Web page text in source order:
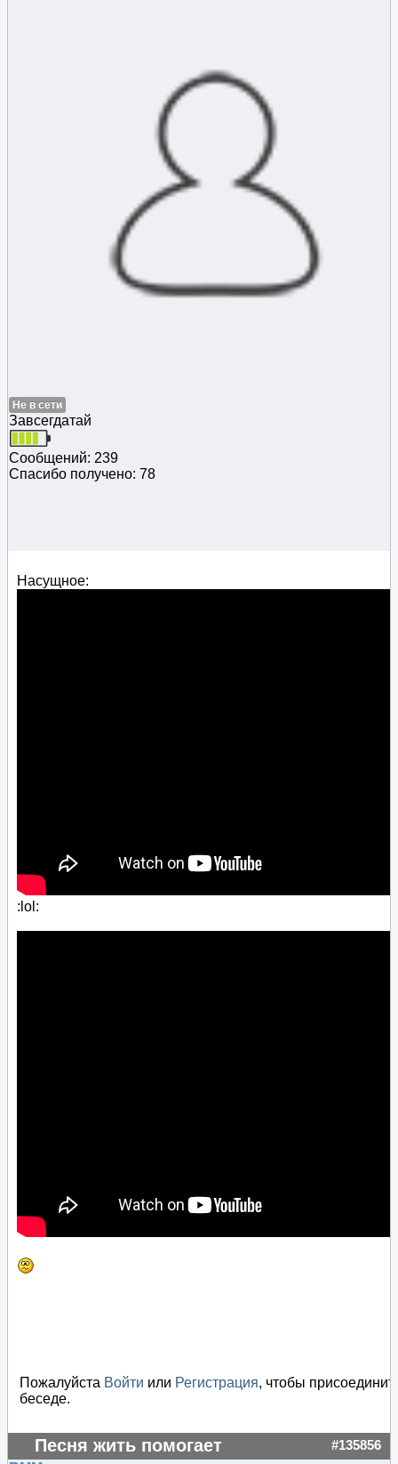
Не в сети
Завсегдатай
Сообщений: 239
Спасибо получено: 78
Насущное:
:lol:
Пожалуйста Войти или Регистрация, чтобы
беседе.
Песня жить помогает #135856